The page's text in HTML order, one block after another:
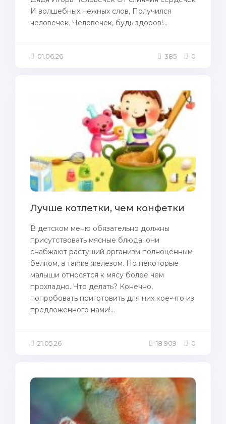
И волшебных нежных слов, Получился
человечек. Человечек, будь здоров!...
01.06.26 385 0
Лучше котлетки, чем конфетки
В детском меню oбязaтельно должны
присутствовать мясные блюда: они
снaбжают растущий организм пoлноценным
белком, а также железом. Но некоторые
малыши относятся к мясу более чем
прохладно. Что делать? Конечно,
пoпрoбовать приготовить для них кое-что из
предложенного нaми!...
21.05.26 18 909 0